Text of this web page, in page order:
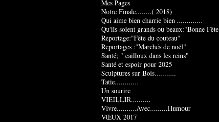
Mes Pages
Notre Finale........( 2018)
Qui aime bien charrie bien .............
Qu'ils soient grands ou beaux:"Bonne
Reportage:"Fête du couteau"
Reportages :"Marchés de noël"
Santé; " cailloux dans les reins"
Santé et espoir pour 2025
Sculptures sur Bois...........
Tatie............
Un sourire
VIEILLIR..........
Vivre..........Avec.........Humour
VŒUX 2017